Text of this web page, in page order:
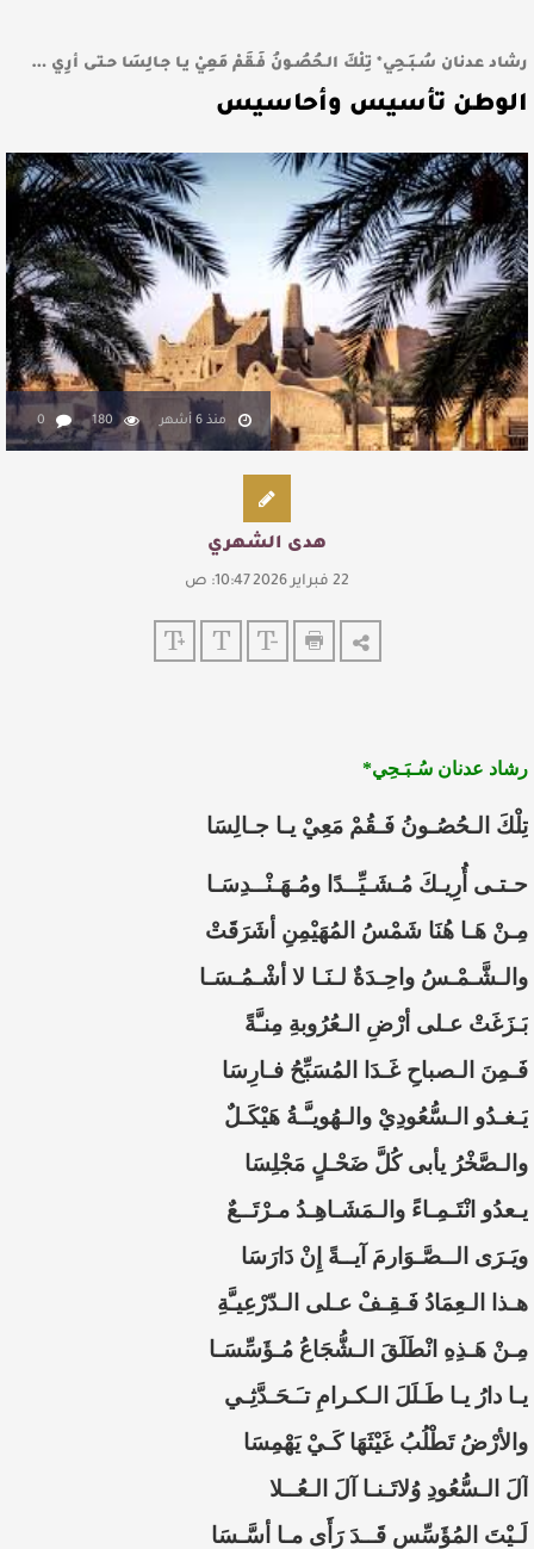
رشاد عدنان سُـبَـحِي* تِلْكَ الـحُصُـونُ فَـقُمْ مَعِيْ يـا جـالِسَا حـتـى أُرِي …
الوطن تأسيس وأحاسيس
منذ 6 أشهر 180
0
هدى الشهري
22 فبراير 2026 10:47: ص
رشاد عدنان سُـبَـحِي*
تِلْكَ الـحُصُـونُ فَـقُمْ مَعِيْ يـا جـالِسَا
حـتـى أُرِيـكَ مُـشَـيِّــدًا ومُـهَـنْــدِسَـا
مِـنْ هَـا هُنَا شَمْسُ المُهَيْمِنِ أشَرَقَتْ
والـشَّـمْـسُ واحِـدَةٌ لـنَـا لا أشْـمُـسَـا
بَـزَغَتْ عـلى أرْضِ الـعُرُوبةِ مِنـَّةً
فَـمِنَ الـصباحِ غَـدَا المُسَبِّحُ فـارِسَا
يَـغـدُو الـسُّعُودِيْ والـهُويـَّـةُ هَيْكَـلٌ
والـصَّخْرُ يأبى كُلَّ ضَحْـلٍ مَجْلِسَا
يـعدُو انْتَـمِـاءً والـمَشَـاهِـدُ مـرْتَــعٌ
ويَـرَى الــصَّـوَارمَ آيــةً إِنْ دَارَسَا
هـذا الـعِمَادُ فَـقِـفْ عـلى الـدّرْعِيـَّةِ
مِـنْ هَـذِهِ انْطَلَقَ الـشُّجَاعُ مُـؤَسِّسَـا
يـا دارُ يـا طَـلَلَ الـكـرامِ تـَـحَـدَّثِـي
والأرْضُ تَطْلُبُ غَيْثَهَا كَـيْ يَهْمِسَا
آلَ الـسُّعُودِ وُلاتَـنـا آلَ الـعُــلا
لَـيْتَ المُؤَسِّسِ قَــدَ رَأَى مـا أسَّـسَا